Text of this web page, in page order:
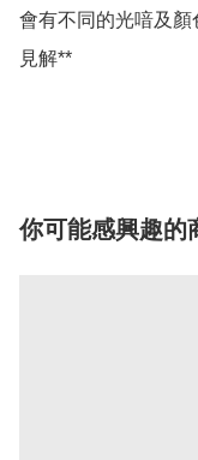
會有不同的光喑及
見解**
你可能感興趣的